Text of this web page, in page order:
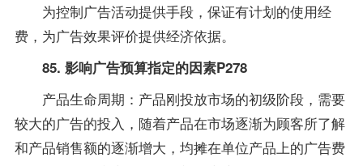
为控制广告活动提供手段，保证有计划的使用经
费，为广告效果评价提供经济依据。
85. 影响广告预算指定的因素P278
产品生命周期：产品刚投放市场的初级阶段，需要
较大的广告的投入，随着产品在市场逐渐为顾客所了解
和产品销售额的逐渐增大，均摊在单位产品上的广告费